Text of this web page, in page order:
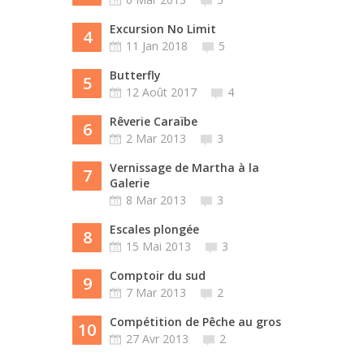
4
Excursion No Limit
11 Jan 2018
5
5
Butterfly
12 Août 2017
4
6
Rêverie Caraïbe
2 Mar 2013
3
7
Vernissage de Martha à la
Galerie
8 Mar 2013
3
8
Escales plongée
15 Mai 2013
3
9
Comptoir du sud
7 Mar 2013
2
10
Compétition de Pêche au gros
27 Avr 2013
2